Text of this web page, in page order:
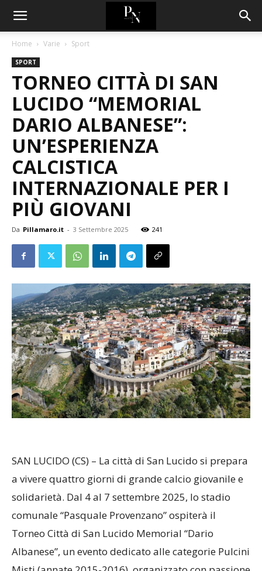
Home Varie Sport
SPORT
TORNEO CITTÀ DI SAN
LUCIDO “MEMORIAL
DARIO ALBANESE”:
UN’ESPERIENZA
CALCISTICA
INTERNAZIONALE PER I
PIÙ GIOVANI
Da Pillamaro.it - 3 Settembre 2025 241
SAN LUCIDO (CS) – La città di San Lucido si prepara
a vivere quattro giorni di grande calcio giovanile e
solidarietà. Dal 4 al 7 settembre 2025, lo stadio
comunale “Pasquale Provenzano” ospiterà il
Torneo Città di San Lucido Memorial “Dario
Albanese”, un evento dedicato alle categorie Pulcini